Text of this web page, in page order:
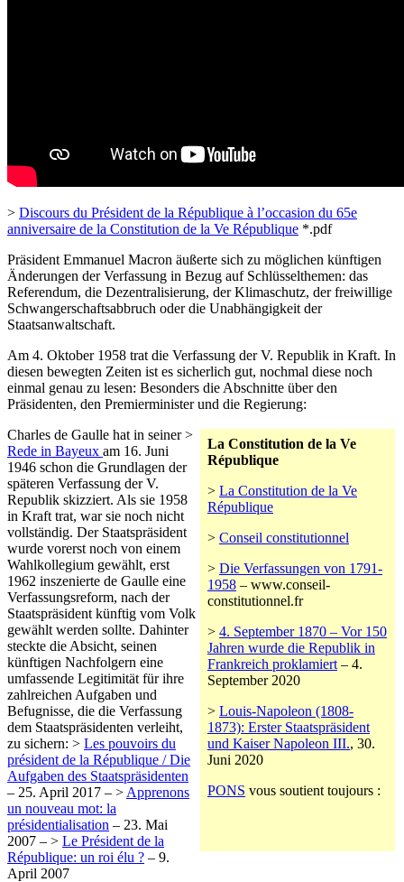
> Discours du Président de la République à l’occasion du 65e
anniversaire de la Constitution de la Ve République *.pdf
Präsident Emmanuel Macron äußerte sich zu möglichen künftigen
Änderungen der Verfassung in Bezug auf Schlüsselthemen: das
Referendum, die Dezentralisierung, der Klimaschutz, der freiwillige
Schwangerschaftsabbruch oder die Unabhängigkeit der
Staatsanwaltschaft.
Am 4. Oktober 1958 trat die Verfassung der V. Republik in Kraft. In
diesen bewegten Zeiten ist es sicherlich gut, nochmal diese noch
einmal genau zu lesen: Besonders die Abschnitte über den
Präsidenten, den Premierminister und die Regierung:
La Constitution de la Ve
République
> La Constitution de la Ve
République
> Conseil constitutionnel
> Die Verfassungen von 1791-
1958 – www.conseil-
constitutionnel.fr
> 4. September 1870 – Vor 150
Jahren wurde die Republik in
Frankreich proklamiert – 4.
September 2020
> Louis-Napoleon (1808-
1873): Erster Staatspräsident
und Kaiser Napoleon III., 30.
Juni 2020
PONS vous soutient toujours :
Charles de Gaulle hat in seiner >
Rede in Bayeux am 16. Juni
1946 schon die Grundlagen der
späteren Verfassung der V.
Republik skizziert. Als sie 1958
in Kraft trat, war sie noch nicht
vollständig. Der Staatspräsident
wurde vorerst noch von einem
Wahlkollegium gewählt, erst
1962 inszenierte de Gaulle eine
Verfassungsreform, nach der
Staatspräsident künftig vom Volk
gewählt werden sollte. Dahinter
steckte die Absicht, seinen
künftigen Nachfolgern eine
umfassende Legitimität für ihre
zahlreichen Aufgaben und
Befugnisse, die die Verfassung
dem Staatspräsidenten verleiht,
zu sichern: > Les pouvoirs du
président de la République / Die
Aufgaben des Staatspräsidenten
– 25. April 2017 – > Apprenons
un nouveau mot: la
présidentialisation – 23. Mai
2007 – > Le Président de la
République: un roi élu ? – 9.
April 2007